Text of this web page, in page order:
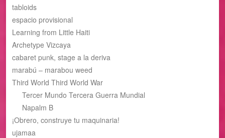
tabloids
espacio provisional
Learning from Little Haiti
Archetype Vizcaya
cabaret punk, stage a la deriva
marabú – marabou weed
Third World Third World War
Tercer Mundo Tercera Guerra Mundial
Napalm B
¡Obrero, construye tu maquinaria!
ujamaa